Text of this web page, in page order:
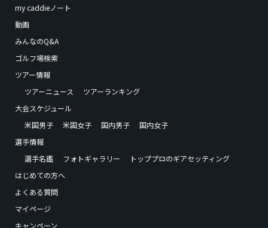
my caddieノート
動画
みんなのQ&A
ゴルフ場検索
ツアー情報
ツアーニュース
ツアーランキング
大会スケジュール
米国男子
米国女子 国内男子
国内女子
選手情報
選手名鑑
フォトギャラリー
トッププロのギアセッティング
はじめての方へ
よくある質問
マイページ
キャンペーン